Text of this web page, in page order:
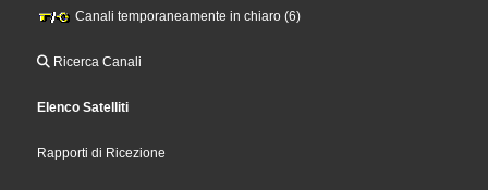
Canali temporaneamente in chiaro (6)
Ricerca Canali
Elenco Satelliti
Rapporti di Ricezione